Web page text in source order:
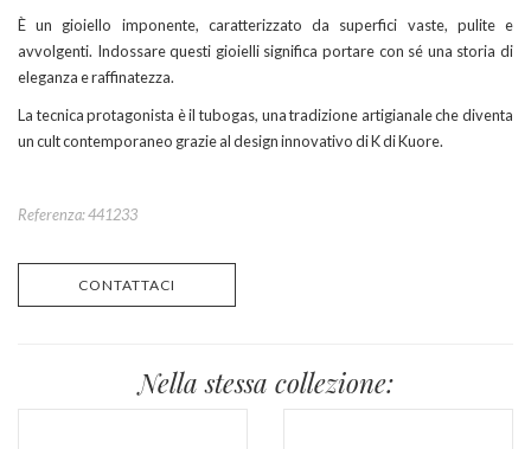
È un gioiello imponente, caratterizzato da superfici vaste, pulite e
avvolgenti. Indossare questi gioielli significa portare con sé una storia di
eleganza e raffinatezza.
La tecnica protagonista è il tubogas, una tradizione artigianale che diventa
un cult contemporaneo grazie al design innovativo di K di Kuore.
Referenza: 441233
CONTATTACI
Nella stessa collezione: